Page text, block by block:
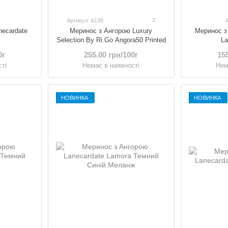
Артикул: A138 2
Меринос з Ангорою Luxury
Selection By Ri.Go Angora50 Printed
255.00 грн/100г
Немає в наявності
Меринос
НОВИНКА НОВИНКА